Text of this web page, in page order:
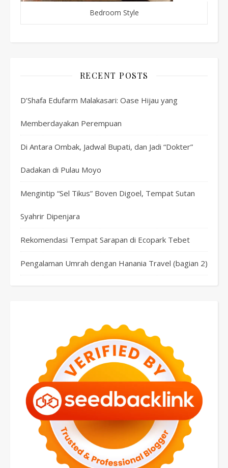
Bedroom Style
RECENT POSTS
D’Shafa Edufarm Malakasari: Oase Hijau yang
Memberdayakan Perempuan
Di Antara Ombak, Jadwal Bupati, dan Jadi “Dokter”
Dadakan di Pulau Moyo
Mengintip “Sel Tikus” Boven Digoel, Tempat Sutan
Syahrir Dipenjara
Rekomendasi Tempat Sarapan di Ecopark Tebet
Pengalaman Umrah dengan Hanania Travel (bagian 2)